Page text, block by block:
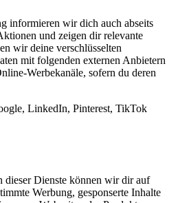
informieren wir dich auch abseits
und zeigen dir relevante
wir deine verschlüsselten
mit folgenden externen Anbietern
Werbekanäle, sofern du deren
LinkedIn, Pinterest, TikTok
dieser Dienste können wir dir auf
Werbung, gesponserte Inhalte